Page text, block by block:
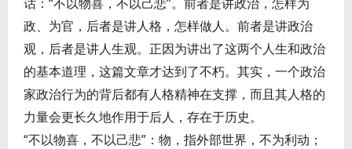
政、为官，后者是讲人格，怎样做人。前者是讲政治
观，后者是讲人生观。正因为讲出了这两个人生和政治
的基本道理，这篇文章才达到了不朽。其实，一个政治
家政治行为的背后都有人格精神在支撑，而且其人格的
力量会更长久地作用于后人，存在于历史。
“不以物喜，不以己悲”：物，指外部世界，不为利动；